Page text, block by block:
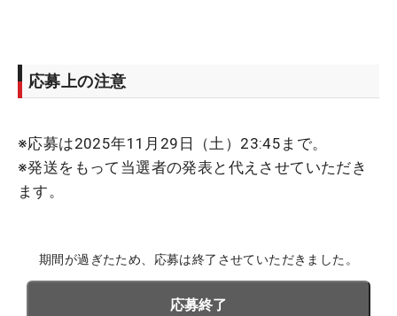
応募上の注意
※応募は2025年11月29日（土）23:45まで。
※発送をもって当選者の発表と代えさせていただき
ます。
期間が過ぎたため、応募は終了させていただきました。
応募終了